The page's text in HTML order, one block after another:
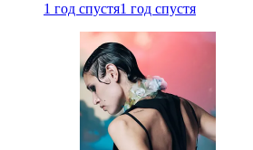
1 год спустя1 год спустя